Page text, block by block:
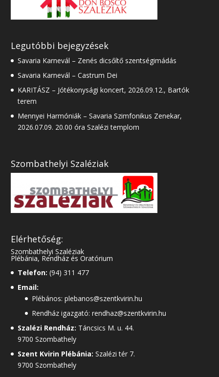
Legutóbbi bejegyzések
Savaria Karnevál – Zenés dicsőítő szentségimádás
Savaria Karnevál – Castrum Dei
KARITÁSZ – Jótékonysági koncert, 2026.09.12., Bartók
terem
Mennyei Harmóniák – Savaria Szimfonikus Zenekar,
2026.07.09. 20.00 óra Szalézi templom
Szombathelyi Szaléziak
Elérhetőség:
Szombathelyi Szaléziak
Plébánia, Rendház és Oratórium
Telefon:(94) 311 477
Email:
Plébános: plebanos@szentkvirin.hu
Rendház igazgató: rendhaz@szentkvirin.hu
Szalézi Rendház: Táncsics M. u. 44.
9700 Szombathely
Szent Kvirin Plébánia: Szalézi tér 7.
9700 Szombathely